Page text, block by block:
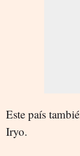
Este país
Iryo.